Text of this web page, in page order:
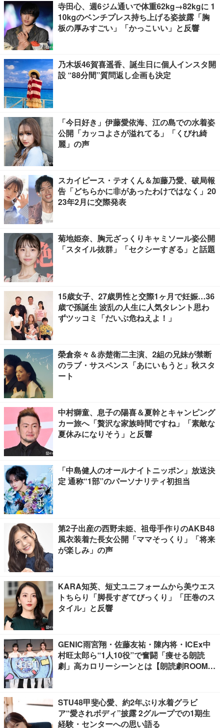
寺田心、週6ジム通いで体重62kg→82kgに 1
10kgのベンチプレス持ち上げる姿披露「胸
板の厚みすごい」「かっこいい」と反響
乃木坂46賀喜遥香、誕生日に個人インスタ開
設 “88分間”質問返し企画も決定
「今日好き」伊藤愛依海、江の島での水着姿
公開「カッコよさが溢れてる」「くびれ綺
麗」の声
スカイピース・テオくん＆加藤乃愛、破局報
告「どちらかに非があったわけではなく」20
23年2月に交際発表
菊地姫奈、胸元ざっくりキャミソール姿公開
「スタイル抜群」「セクシーすぎる」と話題
15歳女子、27歳男性と交際1ヶ月で妊娠…36
歳で孫誕生 波乱の人生に人気タレント思わ
ずツッコミ「だいぶ危ねえよ！」
榮倉奈々＆赤楚衛二主演、2組の兄妹が禁断
のラブ・サスペンス「あにいもうと」秋スタ
ート
中村獅童、息子の陽喜＆夏幹とキャンピング
カー旅へ「贅沢な家族時間ですね」「素敵な
夏休みになりそう」と反響
「中島健人のオールナイトニッポン」放送決
定 通称“1部”のパーソナリティ初担当
第2子出産の西野未姫、祖母手作りのAKB48
風衣装着た長女公開「ママそっくり」「将来
が楽しみ」の声
KARA知英、短丈ユニフォームから美ウエス
トちらり「脚長すぎてびっくり」「圧巻のス
タイル」と反響
GENIC雨宮翔・佐藤友祐・陳内将・ICEx中
村旺太郎ら“1人10役”で奮闘「痩せる朗読
劇」高カロリーシーンとは【朗読劇ROOM2
STU48甲斐心愛、約2年ぶり水着グラビ
ア“愛されボディ”披露 2グループでの1期生
経験・センターへの思い語る